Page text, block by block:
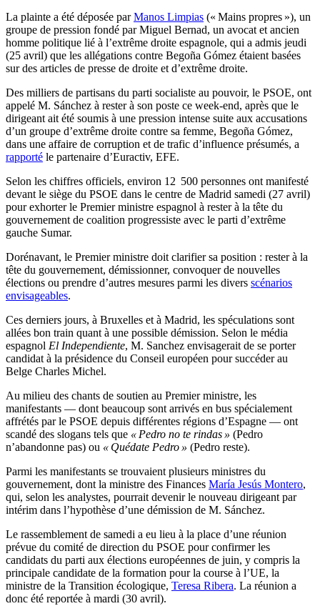
La plainte a été déposée parManos Limpias (« Mains propres »), un
groupe de pression fondé par Miguel Bernad, un avocat et ancien
homme politique lié à l’extrême droite espagnole, qui a admis jeudi
(25 avril) que les allégations contre Begoña Gómez étaient basées
sur des articles de presse de droite et d’extrême droite.
Des milliers de partisans du parti socialiste au pouvoir, le PSOE, ont
appelé M. Sánchez à rester à son poste ce week-end, après que le
dirigeant ait été soumis à une pression intense suite aux accusations
d’un groupe d’extrême droite contre sa femme, Begoña Gómez,
dans une affaire de corruption et de trafic d’influence présumés, a
rapporté le partenaire d’Euractiv, EFE.
Selon les chiffres officiels, environ 12 500 personnes ont manifesté
devant le siège du PSOE dans le centre de Madrid samedi (27 avril)
pour exhorter le Premier ministre espagnol à rester à la tête du
gouvernement de coalition progressiste avec le parti d’extrême
gauche Sumar.
Dorénavant, le Premier ministre doit clarifier sa position : rester à la
tête du gouvernement, démissionner, convoquer de nouvelles
élections ou prendre d’autres mesures parmi les divers scénarios
envisageables.
Ces derniers jours, à Bruxelles et à Madrid, les spéculations sont
allées bon train quant à une possible démission. Selon le média
espagnol El Independiente, M. Sanchez envisagerait de se porter
candidat à la présidence du Conseil européen pour succéder au
Belge Charles Michel.
Au milieu des chants de soutien au Premier ministre, les
manifestants — dont beaucoup sont arrivés en bus spécialement
affrétés par le PSOE depuis différentes régions d’Espagne — ont
scandé des slogans tels que « Pedro no te rindas » (Pedro
n’abandonne pas) ou « Quédate Pedro » (Pedro reste).
Parmi les manifestants se trouvaient plusieurs ministres du
gouvernement, dont la ministre des Finances María Jesús Montero,
qui, selon les analystes, pourrait devenir le nouveau dirigeant par
intérim dans l’hypothèse d’une démission de M. Sánchez.
Le rassemblement de samedi a eu lieu à la place d’une réunion
prévue du comité de direction du PSOE pour confirmer les
candidats du parti aux élections européennes de juin, y compris la
principale candidate de la formation pour la course à l’UE, la
ministre de la Transition écologique, Teresa Ribera. La réunion a
donc été reportée à mardi (30 avril).